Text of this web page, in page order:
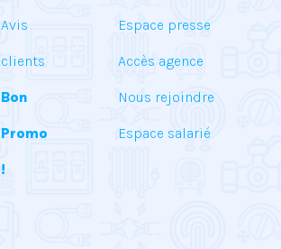
Avis
clients
Bon
Promo
!
Espace presse
Accès agence
Nous rejoindre
Espace salarié